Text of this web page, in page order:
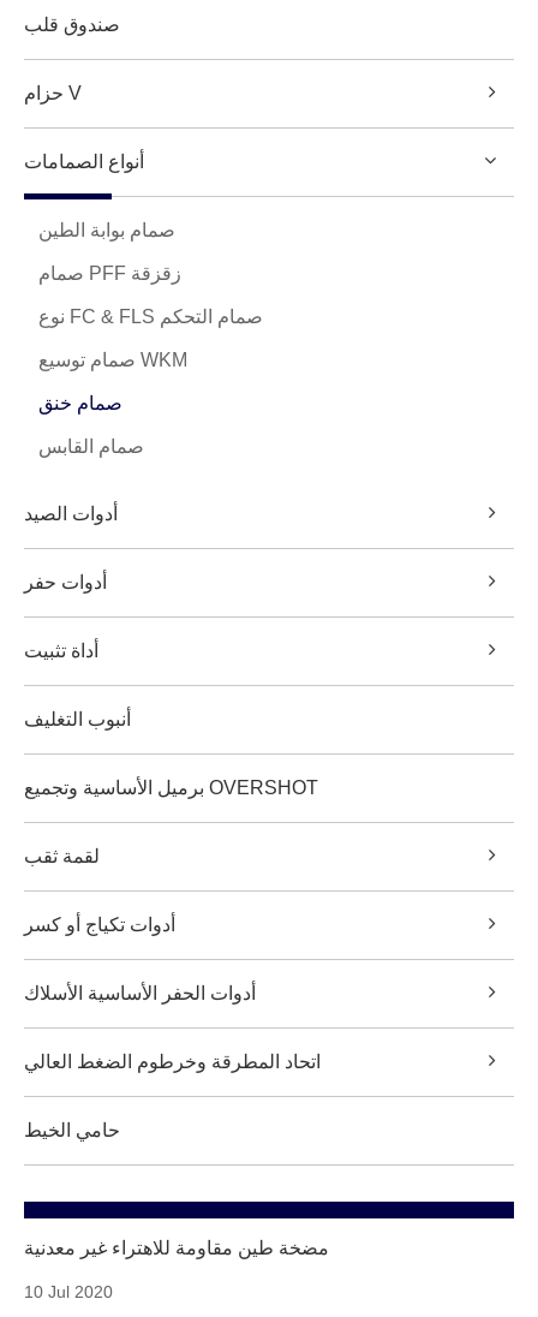
صندوق قلب
حزام V
أنواع الصمامات
صمام بوابة الطين
صمام PFF زقزقة
نوع FC & FLS صمام التحكم
صمام توسيع WKM
صمام خنق
صمام القابس
أدوات الصيد
أدوات حفر
أداة تثبيت
أنبوب التغليف
برميل الأساسية وتجميع OVERSHOT
لقمة ثقب
أدوات تكياج أو كسر
أدوات الحفر الأساسية الأسلاك
اتحاد المطرقة وخرطوم الضغط العالي
حامي الخيط
مضخة طين مقاومة للاهتراء غير معدنية
10 Jul 2020